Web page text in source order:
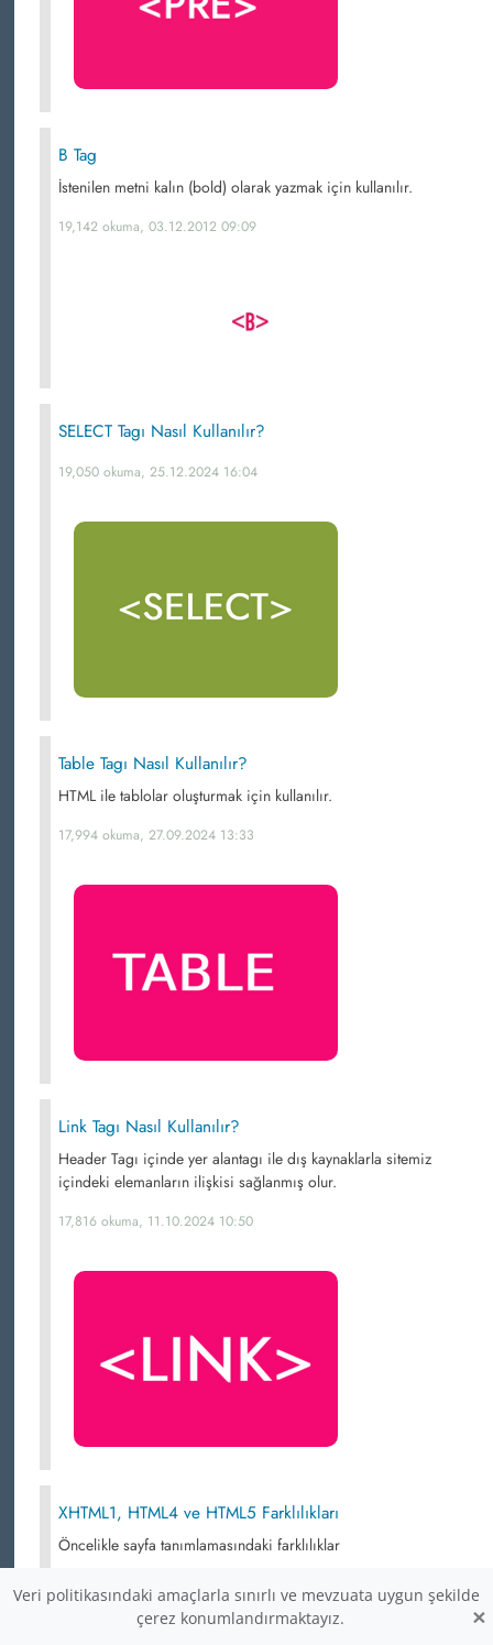
B Tag
İstenilen metni kalın (bold) olarak yazmak için kullanılır.
19,142 okuma, 03.12.2012 09:09
SELECT Tagı Nasıl Kullanılır?
19,050 okuma, 25.12.2024 16:04
Table Tagı Nasıl Kullanılır?
HTML ile tablolar oluşturmak için kullanılır.
17,994 okuma, 27.09.2024 13:33
Link Tagı Nasıl Kullanılır?
Header Tagı içinde yer alantagı ile dış kaynaklarla sitemiz
içindeki elemanların ilişkisi sağlanmış olur.
17,816 okuma, 11.10.2024 10:50
XHTML1, HTML4 ve HTML5 Farklılıkları
Öncelikle sayfa tanımlamasındaki farklılıklar
17,641 okuma, 11.10.2024 10:39
Veri politikasındaki amaçlarla sınırlı ve mevzuata uygun şekilde
çerez konumlandırmaktayız.
×